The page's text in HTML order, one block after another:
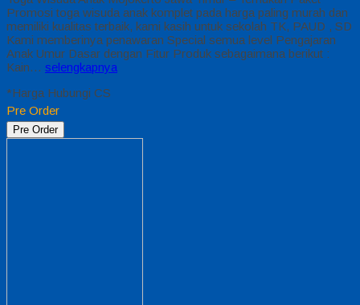
Promosi toga wisuda anak komplet pada harga paling murah dan
memiliki kualitas terbaik, kami kasih untuk sekolah TK, PAUD , SD
Kami memberinya penawaran Special semua level Pengajaran
Anak Umur Dasar dengan Fitur Produk sebagaimana berikut :
Kain… selengkapnya
*Harga Hubungi CS
Pre Order
Pre Order